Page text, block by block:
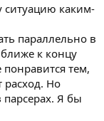
ситуацию каким-
параллельно в
к концу
тем,
расход. Но
Я бы